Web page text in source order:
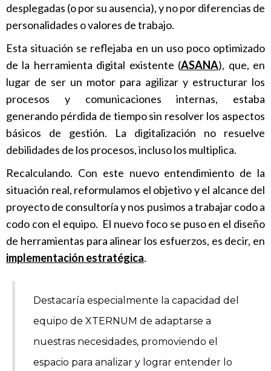
desplegadas (o por su ausencia), y no por diferencias de
personalidades o valores de trabajo.
Esta situación se reflejaba en un uso poco optimizado
de la herramienta digital existente (ASANA), que, en
lugar de ser un motor para agilizar y estructurar los
procesos y comunicaciones internas, estaba
generando pérdida de tiempo sin resolver los aspectos
básicos de gestión. La digitalización no resuelve
debilidades de los procesos, incluso los multiplica.
Recalculando. Con este nuevo entendimiento de la
situación real, reformulamos el objetivo y el alcance del
proyecto de consultoría y nos pusimos a trabajar codo a
codo con el equipo. El nuevo foco se puso en el diseño
de herramientas para alinear los esfuerzos, es decir, en
implementación estratégica.
Destacaría especialmente la capacidad del
equipo de XTERNUM de adaptarse a
nuestras necesidades, promoviendo el
espacio para analizar y lograr entender lo